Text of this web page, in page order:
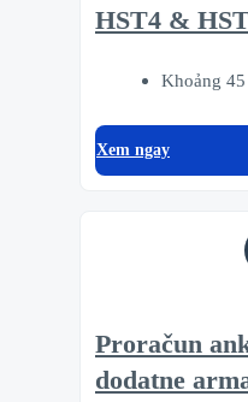
HST4 &
Khoảng
Xem ngay
Proračun
dodatne